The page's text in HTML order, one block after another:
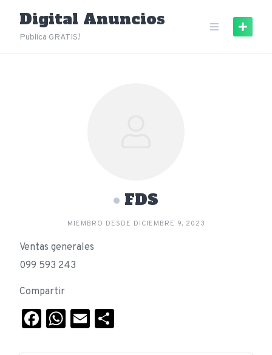
content
Digital Anuncios
Publica GRATIS!
FDS
MIEMBRO DESDE DICIEMBRE 9, 2023
Ventas generales
099 593 243
Compartir
Facebook
WhatsApp
Email